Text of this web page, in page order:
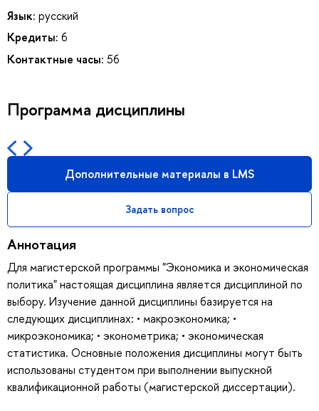
Язык: русский
Кредиты: 6
Контактные часы: 56
Программа дисциплины
Дополнительные материалы в LMS
Задать вопрос
Аннотация
Для магистерской программы "Экономика и экономическая
политика" настоящая дисциплина является дисциплиной по
выбору. Изучение данной дисциплины базируется на
следующих дисциплинах: • макроэкономика; •
микроэкономика; • эконометрика; • экономическая
статистика. Основные положения дисциплины могут быть
использованы студентом при выполнении выпускной
квалификационной работы (магистерской диссертации).